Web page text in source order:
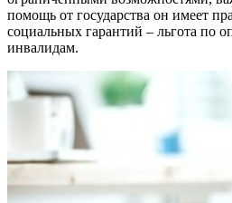
помощь от государства он имеет
социальных гарантий – льгота по
инвалидам.